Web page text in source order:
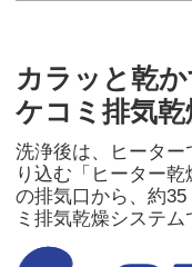
カラッと乾
ケコミ排気
洗浄後は、ヒータ
り込む「ヒーター
の排気口から、約
ミ排気乾燥システム